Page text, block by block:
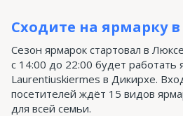
Сходите на ярмарку в
Сезон ярмарок стартовал в
с 14:00 до 22:00 будет работать
Laurentiuskiermes в Дикирхе.
посетителей ждёт 15 видов
для всей семьи.